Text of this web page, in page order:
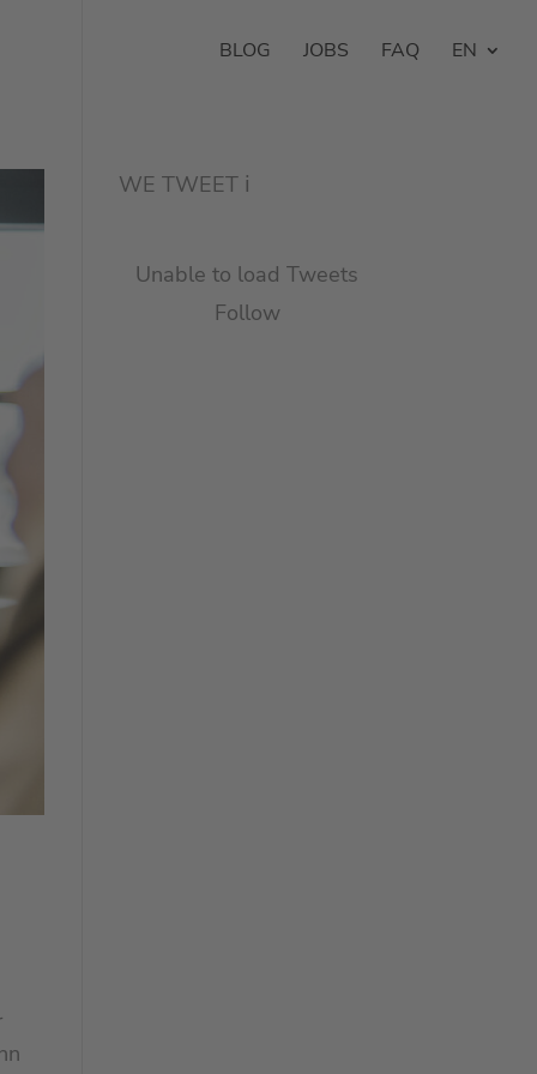
BLOG JOBS FAQ EN
WE TWEET ℹ︎
Unable to load Tweets
Follow